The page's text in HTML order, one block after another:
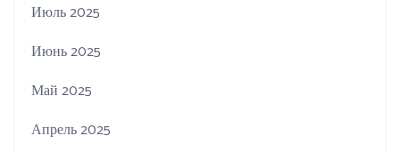
Июль 2025
Июнь 2025
Май 2025
Апрель 2025